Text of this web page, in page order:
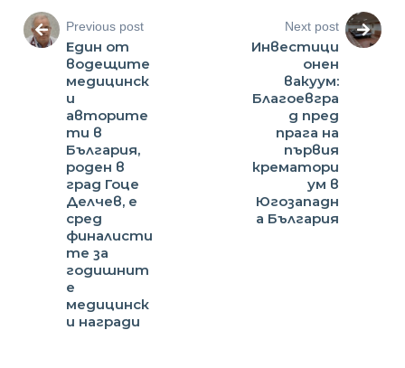
Previous post
Един от
водещите
медицинск
и
авторите
ти в
България,
роден в
град Гоце
Делчев, е
сред
финалисти
те за
годишнит
е
медицинск
и награди
Next post
Инвестици
онен
вакуум:
Благоевгра
д пред
прага на
първия
крематори
ум в
Югозападн
а България